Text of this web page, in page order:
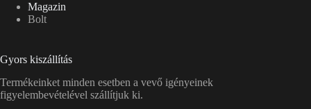
Magazin
Bolt
Gyors kiszállítás
Termékeinket minden esetben a vevő igényeinek
figyelembevételével szállítjuk ki.